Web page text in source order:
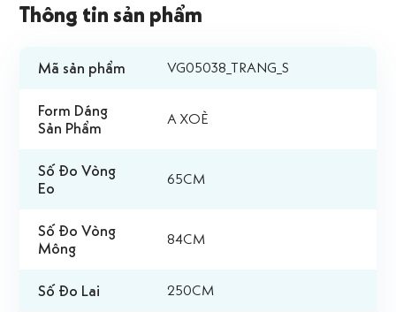
Thông tin sản phẩm
Mã sản phẩm VG05038_TRANG_S
Form Dáng
Sản Phẩm
A XOÈ
Số Đo Vòng
Eo
65CM
Số Đo Vòng
Mông
84CM
Số Đo Lai 250CM